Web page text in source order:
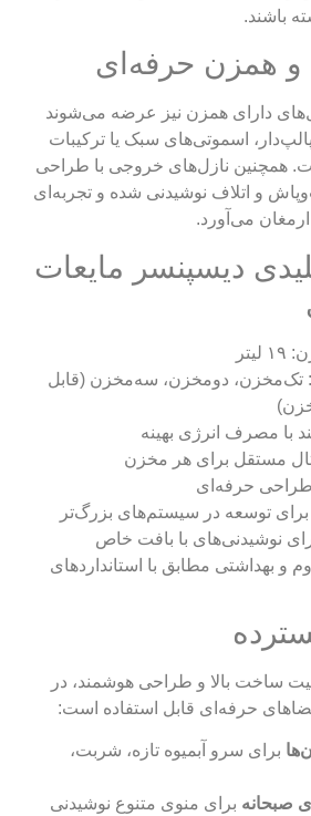
باشند.
و همزن حرفه‌ای
دارای همزن نیز عرضه می‌شوند
اسموتی‌های سبک یا ترکیبات
همچنین نازل‌های خروجی با طراحی
و اتلاف نوشیدنی شده و تجربه‌ای
می‌آورد.
دیسپنسر مایعات
تک‌مخزن، دو‌مخزن، سه‌مخزن (قابل
با مصرف انرژی بهینه
مستقل برای هر مخزن
طراحی حرفه‌ای
توسعه در سیستم‌های بزرگ‌تر
نوشیدنی‌های با بافت خاص
و بهداشتی مطابق با استانداردهای
ساخت بالا و طراحی هوشمند، در
حرفه‌ای قابل استفاده است:
برای سرو آبمیوه تازه، شربت،
صبحانه برای منوی متنوع نوشیدنی